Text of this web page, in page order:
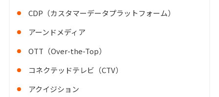
CDP（カスタマーデータプラットフォーム）
アーンドメディア
OTT（Over-the-Top）
コネクテッドテレビ（CTV）
アクイジション